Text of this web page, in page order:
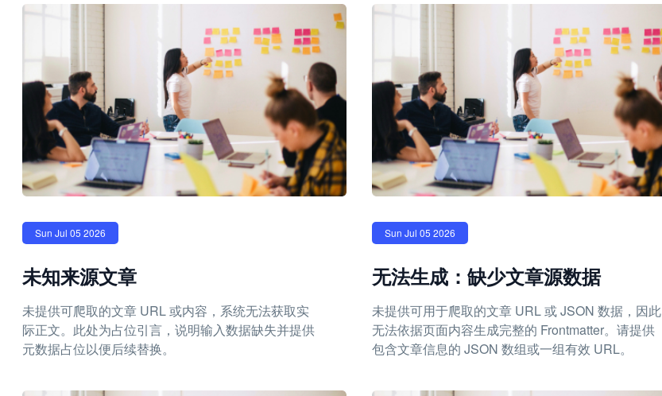
Sun Jul 05 2026
未知来源文章
未提供可爬取的文章 URL 或内容，系统无法获取实
际正文。此处为占位引言，说明输入数据缺失并提供
元数据占位以便后续替换。
Sun Jul 05 2026
无法生成：缺少文章源数据
未提供可用于爬取的文章 URL 或 JSON 数据，因此
无法依据页面内容生成完整的 Frontmatter。请提供
包含文章信息的 JSON 数组或一组有效 URL。